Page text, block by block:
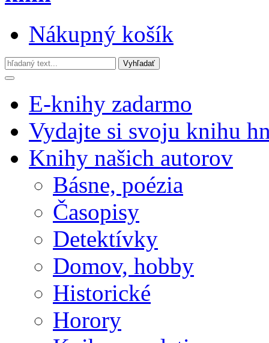
Nákupný košík
E-knihy zadarmo
Vydajte si svoju knihu
Knihy našich autorov
Básne, poézia
Časopisy
Detektívky
Domov, hobby
Historické
Horory